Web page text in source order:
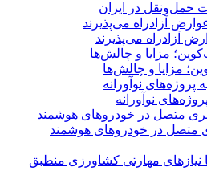
حمل‌ونقل در ایران
آزادراه می‌پذیرند
مزایا و چالش‌ها
نوآورانه
متصل در خودروهای هوشمند